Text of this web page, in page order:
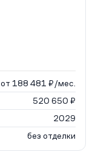
от 188 481 ₽/мес.
520 650 ₽
2029
без отделки